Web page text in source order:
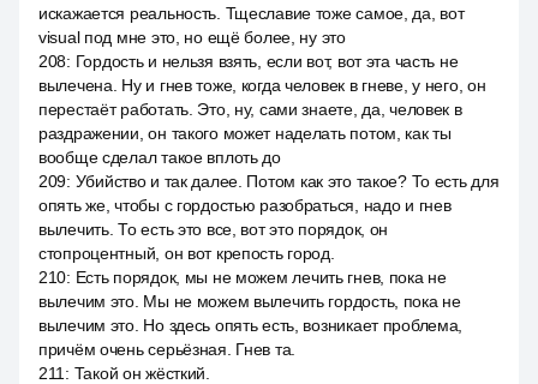
искажается реальность. Тщеславие тоже самое, да, вот
visual под мне это, но ещё более, ну это
208: Гордость и нельзя взять, если вот, вот эта часть не
вылечена. Ну и гнев тоже, когда человек в гневе, у него, он
перестаёт работать. Это, ну, сами знаете, да, человек в
раздражении, он такого может наделать потом, как ты
вообще сделал такое вплоть до
209: Убийство и так далее. Потом как это такое? То есть для
опять же, чтобы с гордостью разобраться, надо и гнев
вылечить. То есть это все, вот это порядок, он
стопроцентный, он вот крепость город.
210: Есть порядок, мы не можем лечить гнев, пока не
вылечим это. Мы не можем вылечить гордость, пока не
вылечим это. Но здесь опять есть, возникает проблема,
причём очень серьёзная. Гнев та.
211 : Такой он жёсткий.